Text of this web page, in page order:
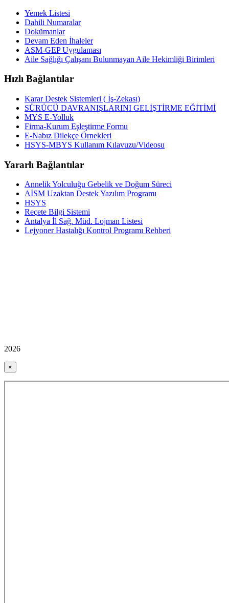
Yemek Listesi
Dahili Numaralar
Dokümanlar
Devam Eden İhaleler
ASM-GEP Uygulaması
Aile Sağlığı Çalışanı Bulunmayan Aile Hekimliği Birimleri
Hızlı Bağlantılar
Karar Destek Sistemleri ( İş-Zekası)
SÜRÜCÜ DAVRANIŞLARINI GELİŞTİRME EĞİTİMİ
MYS E-Yolluk
Firma-Kurum Eşleştirme Formu
E-Nabız Dilekçe Örnekleri
HSYS-MBYS Kullanım Kılavuzu/Videosu
Yararlı Bağlantılar
Annelik Yolculuğu Gebelik ve Doğum Süreci
AİSM Uzaktan Destek Yazılım Programı
HSYS
Reçete Bilgi Sistemi
Antalya İl Sağ. Müd. Lojman Listesi
Lejyoner Hastalığı Kontrol Programı Rehberi
2026
×